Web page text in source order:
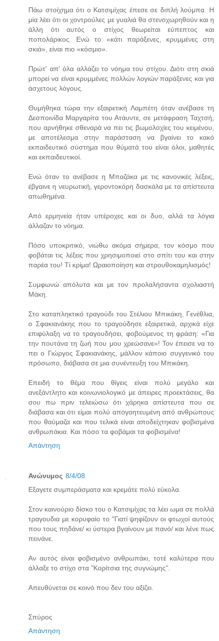
Πάω στοίχημα ότι ο Κατσιμίχας έπεσε σε διπλή λούμπα. Η
μία λέει ότι οι χοντρούλες με γυαλιά θα στενοχωρηθούν και η
άλλη ότι αυτός ο στίχος θεωρείται εύπεπτος και
ποπολάρικος. Ενώ το «κάτι παράξενες, κρυμμένες στη
σκιά», είναι πιο «κόσμιο».
Πρώτ' απ' όλα αλλάζει το νόημα του στίχου. Διότι στη σκιά
μπορεί να είναι κρυμμένες πολλών λογιών παράξενες και για
άσχετους λόγους.
Θυμήθηκα τώρα την εξαιρετική Λαμπέτη όταν ανέβασε τη
Δεσποινίδα Μαργαρίτα του Ατάυντε, σε μετάφραση Ταχτσή,
που αρνήθηκε σθεναρά να πει τις βωμολοχίες του κειμένου,
με αποτέλεσμα στην παράσταση να βγαίνει το κακό
εκπαιδευτικό σύστημα που θύματά του είναι όλοι, μαθητές
και εκπαιδευτικοί.
Ενώ όταν το ανέβασε η Μπαζάκα με τις κανονικές λέξεις,
έβγαινε η νευρωτική, γεροντοκόρη δασκάλα με τα απίστευτα
απωθημένα.
Από ερμηνεία ήταν υπέροχες και οι δυο, αλλά τα λόγια
άλλαζαν το νόημα.
Πόσο υποκριτικό, νιώθω ακόμα σήμερα, τον κόσμο που
φοβάται τις λέξεις που χρησιμοποιεί στο σπίτι του και στην
παρέα του! Τί κρίμα! Ωραιοποίηση και στρουθοκαμηλισμός!
Συμφωνώ απόλυτα και με τον προλαλήσαντα σχολιαστή
Μάκη.
Στο καταπληκτικό τραγούδι του Στέλιου Μπικάκη, Γενέθλια,
ο Σφακιανάκης που το τραγούδησε εξαιρετικά, αρχικά είχε
επιφύλαξη να το τραγουδήσει, φοβούμενος τη φράση: «Για
την πουτάνα τη ζωή που μου χρεώσανε»! Τον έπεισε να το
πει ο Γιώργος Σφακιανάκης, μάλλον κάποιο συγγενικό του
πρόσωπο, διάβασα σε μια συνέντευξη του Μπικάκη.
Επειδή το θέμα που θίγεις είναι πολύ μεγάλο και
ανεξάντλητο και κοινωνιολογικό με άπειρες προεκτάσεις, θα
σου πω πριν τελειώσω ότι χάρηκα απίστευτα που σε
διάβασα και ότι είμαι πολύ απογοητευμένη από ανθρώπους
που θαύμαζα και που τελικά είναι αποδείχτηκαν φοβισμένα
ανθρωπάκια. Και πόσο τα φοβάμαι τα φοβισμένα!
Απάντηση
Ανώνυμος 8/4/08
Εξαγετε συμπεράσματα και κρεμάτε πολύ εύκολα.
Στον καινούριο δίσκο του ο Κατσιμίχας τα λέει ωμα σε πολλά
τραγουδια με κορυφαίο το "Γιατί ψηφίζουν οι φτωχοί αυτούς
που τους πηδάνε/ κι ύστερα βγαίνουν με πανό/ και λένε πως
πεινάνε.
Αν αυτός είναι φοβισμένο ανθρωπάκι, τοτέ καλύτερα που
άλλαξε το στίχο στα "Κορίτσια της συγνώμης".
Απευθύνεται σε κοινό που δεν του αξίζει.
Σπύρος
Απάντηση